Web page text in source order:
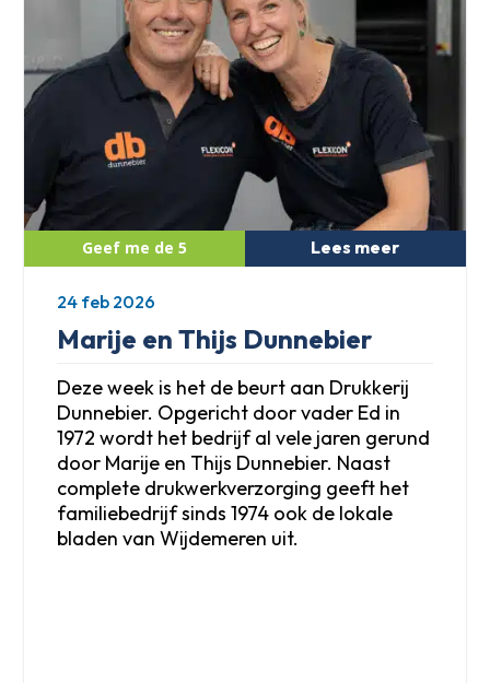
Marije en Thijs Dunnebier
Deze week is het de beurt aan Drukkerij
Dunnebier. Opgericht door vader Ed in
1972 wordt het bedrijf al vele jaren gerund
door Marije en Thijs Dunnebier. Naast
complete drukwerkverzorging geeft het
familiebedrijf sinds 1974 ook de lokale
bladen van Wijdemeren uit.
Lees meer
24 feb 2026